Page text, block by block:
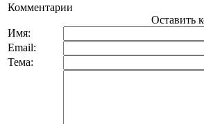
Комментарии
Оставить
Имя:
Email:
Тема: